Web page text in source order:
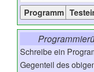
Schreibe ein
Gegenteil des